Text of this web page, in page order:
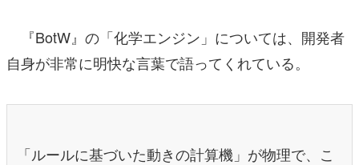
『BotW』の「化学エンジン」については、開発者
自身が非常に明快な言葉で語ってくれている。
「ルールに基づいた動きの計算機」が物理で、こ